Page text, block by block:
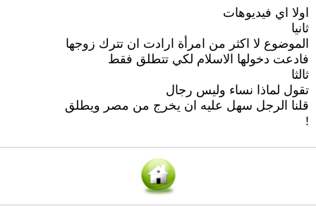
اولا اي فيديوهات
ثانيا
الموضوع لا اكثر من امرأة ارادت ان تترك زوجها
فادعت دخولها الاسلام لكي تتطلق فقط
ثالثا
تقول لماذا نساء وليس رجال
قلنا الرجل سهل عليه ان يخرج من مصر ويطلق
!